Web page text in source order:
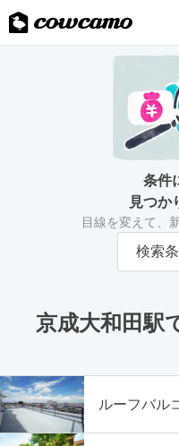
条件
見つか
目線を変えて、
検索
京成大和田駅
ルーフバル